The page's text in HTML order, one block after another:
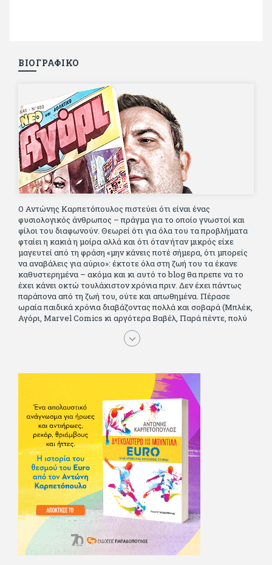
ΒΙΟΓΡΑΦΙΚΟ
Ο Αντώνης Καρπετόπουλος πιστεύει ότι είναι ένας
φυσιολογικός άνθρωπος – πράγμα για το οποίο γνωστοί και
φίλοι του διαφωνούν. Θεωρεί ότι για όλα του τα προβλήματα
φταίει η κακιά η μοίρα αλλά και ότι όταν ήταν μικρός είχε
μαγευτεί από τη φράση «μην κάνεις ποτέ σήμερα, ότι μπορείς
να αναβάλεις για αύριο»: έκτοτε όλα στη ζωή του τα έκανε
καθυστερημένα – ακόμα και κι αυτό το blog θα πρεπε να το
έχει κάνει οκτώ τουλάχιστον χρόνια πριν. Δεν έχει πάντως
παράπονα από τη ζωή του, ούτε και απωθημένα. Πέρασε
ωραία παιδικά χρόνια διαβάζοντας πολλά και σοβαρά (Μπλέκ,
Αγόρι, Μarvel Comics κι αργότερα Βαβέλ, Παρά πέντε, πολύ
Αλέξανδρο Δουμά και αρκετό Ιούλιο Βέρν πριν τον κερδίσουν
τα αστυνομικά), απέκτησε τους σωστούς φίλους κυρίως γιατί
ταινίες κι έγραφε και στο περιοδικό Σινεμά, είχε κάποιες
αισθηματικές περιπέτειες που σκόρπισαν γέλιο στους φίλους
του - αν όχι και στον ίδιο. Πήγε στρατό κανονικά στα σύνορα
και διατήρησε μια καλή σχέση με την οικογένεια του, την
οποία αισθάνεται πως διάφορες φορές έφερε σε δύσκολη
θέση. Κείμενο με την υπογραφή του πρωτοδημοσιεύτηκε στο
Φίλαθλο το 1992. Επέστρεψε οριστικά στην Ελλάδα το 1998,
δούλεψε για πολλούς (αφού δυσκολεύεται να πει όχι), και
κάποιοι, αν όχι και όλοι, τον πλήρωσαν κι έμειναν και
ευχαριστημένοι από τη συνεργασία. Σήμερα πλέον εργάζεται
στον Sport Fm (όπου έχει κλείσει εικοσαετία) και στη
Sportday. Επαίρεται ότι λίγοι έχουν δει περισσότερο
ποδόσφαιρο από τον ίδιο και θεωρεί τον εαυτό του τυχερό
γιατί είναι μέλος της γενιάς που απόλαυσε τους μεγαλύτερους
σε όλα τα σπορ. Δεν είναι παντρεμένος, αλλά θαυμάζει όσους
βρίσκουν το κουράγιο να το κάνουν. Αντίθετα από πολλούς
φίλους του δεν πληρώνει διατροφές. Ελπίζει ότι δεν έχει
παιδιά. Απειλεί ότι θα γράφει όσο υπάρχουν άνθρωποι που